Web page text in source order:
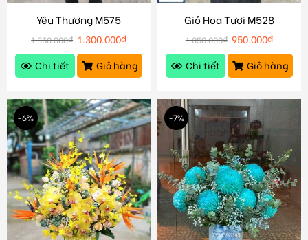
Yêu Thương M575
1.350.000₫ 1.300.000₫
Chi tiết
Giỏ hàng
Giỏ Hoa Tươi M528
1.050.000₫ 950.000₫
Chi tiết
Giỏ hàng
-6% -7%